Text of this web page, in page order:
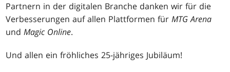
Partnern in der digitalen Branche danken wir für die
Verbesserungen auf allen Plattformen fürMTG Arena
undMagic Online.
Und allen ein fröhliches 25-jähriges Jubiläum!